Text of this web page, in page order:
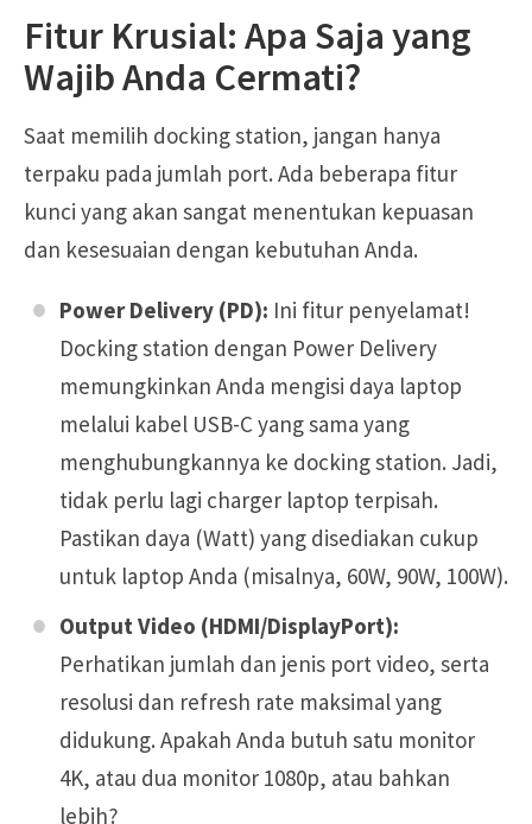
Fitur Krusial: Apa Saja yang
Wajib Anda Cermati?
Saat memilih docking station, jangan hanya
terpaku pada jumlah port. Ada beberapa fitur
kunci yang akan sangat menentukan kepuasan
dan kesesuaian dengan kebutuhan Anda.
Power Delivery (PD): Ini fitur penyelamat!
Docking station dengan Power Delivery
memungkinkan Anda mengisi daya laptop
melalui kabel USB-C yang sama yang
menghubungkannya ke docking station. Jadi,
tidak perlu lagi charger laptop terpisah.
Pastikan daya (Watt) yang disediakan cukup
untuk laptop Anda (misalnya, 60W, 90W, 100W).
Output Video (HDMI/DisplayPort):
Perhatikan jumlah dan jenis port video, serta
resolusi dan refresh rate maksimal yang
didukung. Apakah Anda butuh satu monitor
4K, atau dua monitor 1080p, atau bahkan
lebih?